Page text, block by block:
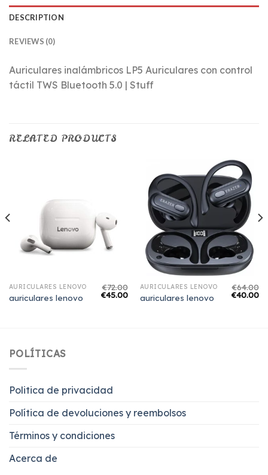
DESCRIPTION
REVIEWS (0)
Auriculares inalámbricos LP5 Auriculares con control
táctil TWS Bluetooth 5.0 | Stuff
RELATED PRODUCTS
AURICULARES LENOVO
auriculares lenovo
€72.00
€45.00
AURICULARES LENOVO
auriculares lenovo
€64.00
€40.00
POLÍTICAS
Politica de privacidad
Política de devoluciones y reembolsos
Términos y condiciones
Acerca de